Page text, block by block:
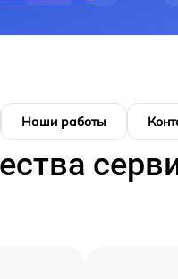
Наши работы